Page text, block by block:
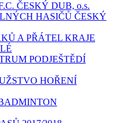
ČESKÝ DUB, o.s.
HASIČŮ ČESKÝ
A PŘÁTEL KRAJE
PODJEŠTĚDÍ
HOŘENÍ